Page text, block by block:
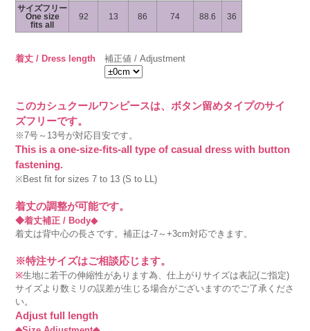
サイズフリー
One size
fits all
92 13 86 74 88.6 36
着丈 / Dress length 補正値 / Adjustment
このカシュクールワンピースは、ボタン留めタイプのサイ
ズフリーです。
※7号～13号が対応目安です。
This is a one-size-fits-all type of casual dress with button
fastening.
※Best fit for sizes 7 to 13 (S to LL)
着丈の調整が可能です。
◆着丈補正 / Body◆
着丈は背中心の長さです。補正は-7～+3cm対応できます。
※特注サイズはご相談応じます。
※生地に若干の伸縮性があります為、仕上がりサイズは表記(ご指定)
サイズより数ミリの誤差が生じる場合がございますのでご了承くださ
い。
Adjust full length